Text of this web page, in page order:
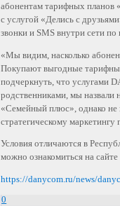
абонентам тарифных планов
с услугой «Делись с
звонки и SMS внутри сети
«Мы видим, насколько
Покупают выгодные
подчеркнуть, что услугами
родственниками, мы
«Семейный плюс», однако не
стратегическому
Условия отличаются в
можно ознакомиться на
https://danycom.ru/news/
0